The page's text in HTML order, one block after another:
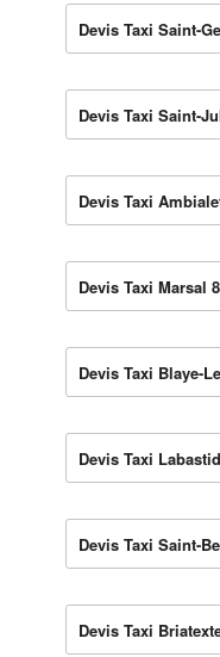
Devis Taxi Saint-
Devis Taxi Saint-
Devis Taxi
Devis Taxi Marsal
Devis Taxi Blaye-
Devis Taxi
Devis Taxi Saint-
Devis Taxi